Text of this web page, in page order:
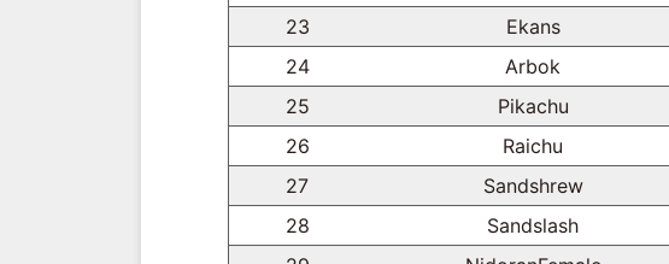
23
Ekans
24
Arbok
25
Pikachu
26
Raichu
27
Sandshrew
28
Sandslash